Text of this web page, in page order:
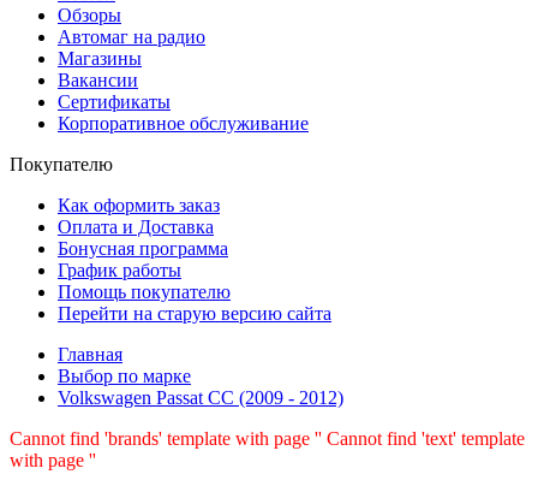
Обзоры
Автомаг на радио
Магазины
Вакансии
Сертификаты
Корпоративное обслуживание
Покупателю
Как оформить заказ
Оплата и Доставка
Бонусная программа
График работы
Помощь покупателю
Перейти на старую версию сайта
Главная
Выбор по марке
Volkswagen Passat CC (2009 - 2012)
Cannot find 'brands' template with page '' Cannot find 'text' template
with page ''